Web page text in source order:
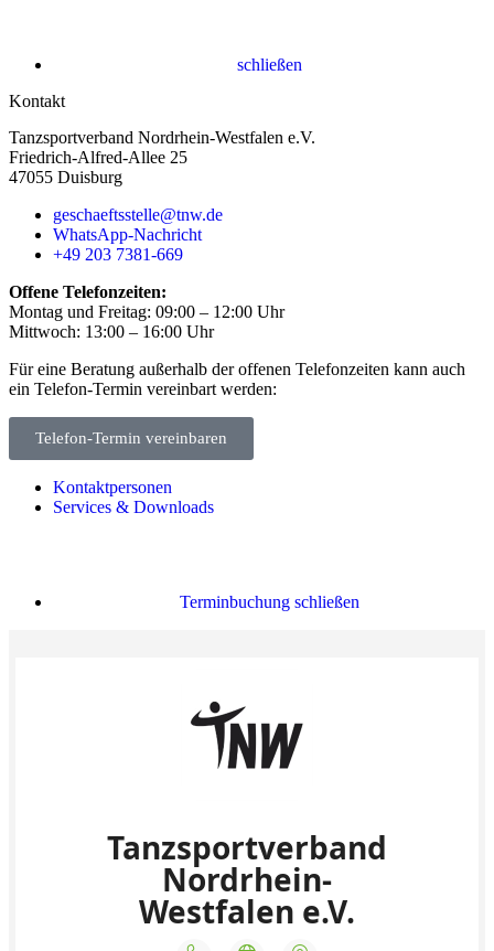
schließen
Kontakt
Tanzsportverband Nordrhein-Westfalen e.V.
Friedrich-Alfred-Allee 25
47055 Duisburg
geschaeftsstelle@tnw.de
WhatsApp-Nachricht
+49 203 7381-669
Offene Telefonzeiten:
Montag und Freitag: 09:00 – 12:00 Uhr
Mittwoch: 13:00 – 16:00 Uhr
Für eine Beratung außerhalb der offenen Telefonzeiten kann auch
ein Telefon-Termin vereinbart werden:
Telefon-Termin vereinbaren
Kontaktpersonen
Services & Downloads
Terminbuchung schließen